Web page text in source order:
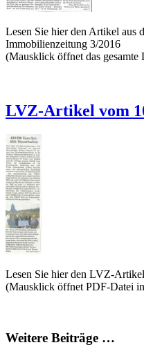
Lesen Sie hier den Artikel aus
Immobilienzeitung 3/2016
(Mausklick öffnet das gesamte
LVZ-Artikel vom
Lesen Sie hier den LVZ-
(Mausklick öffnet PDF-Datei
Weitere Beiträge …